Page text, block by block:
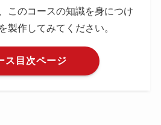
このコースの知識を身につけ
製作してみてください。
ス目次ページ